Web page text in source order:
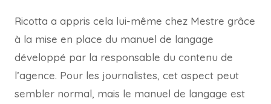
Ricotta a appris cela lui-même chez Mestre grâce
à la mise en place du manuel de langage
développé par la responsable du contenu de
l’agence. Pour les journalistes, cet aspect peut
sembler normal, mais le manuel de langage est